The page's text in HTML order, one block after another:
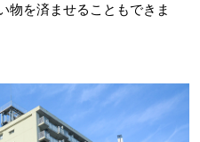
物を済ませることもできま